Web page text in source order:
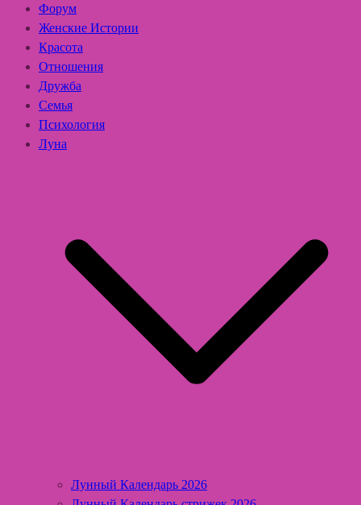
Форум
Женские Истории
Красота
Отношения
Дружба
Семья
Психология
Луна
Лунный Календарь 2026